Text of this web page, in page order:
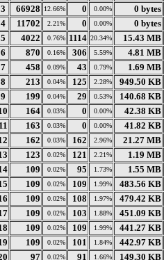
3
66928 12.66% 0 0.00%
0 bytes
4
11702 2.21% 0 0.00%
0 bytes
5
4022 0.76% 1114 20.34%
15.43 MB
6
870 0.16% 306 5.59%
4.81 MB
7
458 0.09% 43 0.79%
1.69 MB
8
213 0.04% 125 2.28%
949.50 KB
9
199 0.04% 29 0.53%
140.68 KB
164 0.03% 0 0.00%
42.38 KB
11
163 0.03% 0 0.00%
41.82 KB
162 0.03% 162 2.96%
21.27 MB
123 0.02% 121 2.21%
1.19 MB
109 0.02% 95 1.73%
1.55 MB
109 0.02% 109 1.99%
483.56 KB
109 0.02% 108 1.97%
479.42 KB
109 0.02% 103 1.88%
451.09 KB
109 0.02% 109 1.99%
441.27 KB
109 0.02% 101 1.84%
442.97 KB
97 0.02% 91 1.66%
149.30 KB